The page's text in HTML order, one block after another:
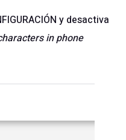
y desactiva
in phone